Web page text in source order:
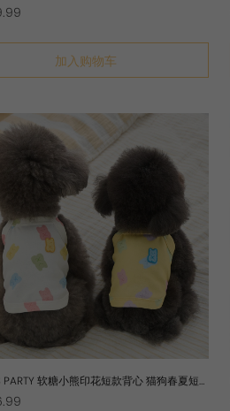
加入购物车
PARTY 软糖小熊印花短款背心 猫狗春夏短